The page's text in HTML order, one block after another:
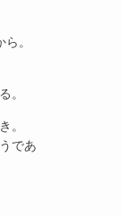
。
。
。
であ